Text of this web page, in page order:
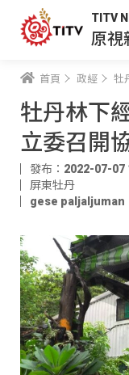
TITV
原視
首頁 政經 牡
牡丹林下
立委召開
發布：2022-07-07
屏東牡丹
gese paljaljuman